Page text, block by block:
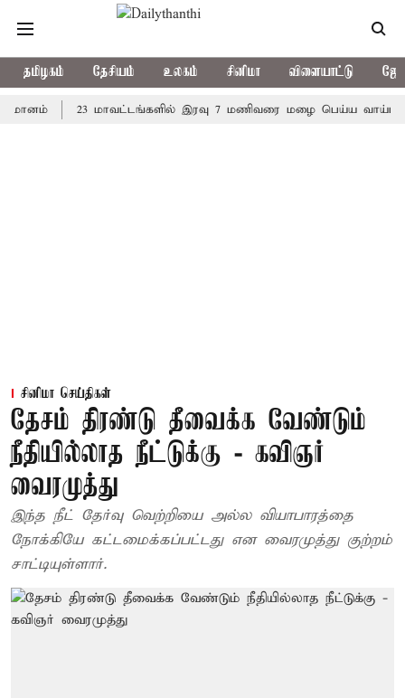
தமிழகம் தேசியம் உலகம் சினிமா விளையாட்டு
23 மாவட்டங்களில் இரவு 7 மணிவரை மழை பெய்ய வாய்ப்பு
சினிமா செய்திகள்
தேசம் திரண்டு தீவைக்க வேண்டும்
நீதியில்லாத நீட்டுக்கு - கவிஞர்
வைரமுத்து
இந்த நீட் தேர்வு வெற்றியை அல்ல வியாபாரத்தை
நோக்கியே கட்டமைக்கப்பட்டது என வைரமுத்து குற்றம்
சாட்டியுள்ளார்.